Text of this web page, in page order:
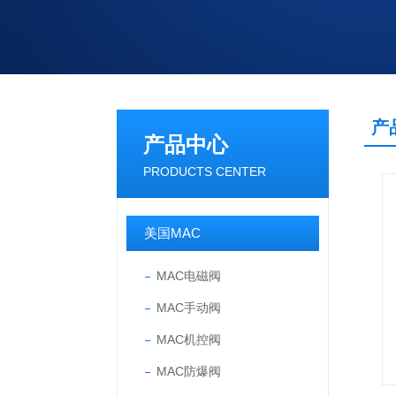
产品中心
PRODUCTS CENTER
美国MAC
MAC电磁阀
MAC手动阀
MAC机控阀
MAC防爆阀
产